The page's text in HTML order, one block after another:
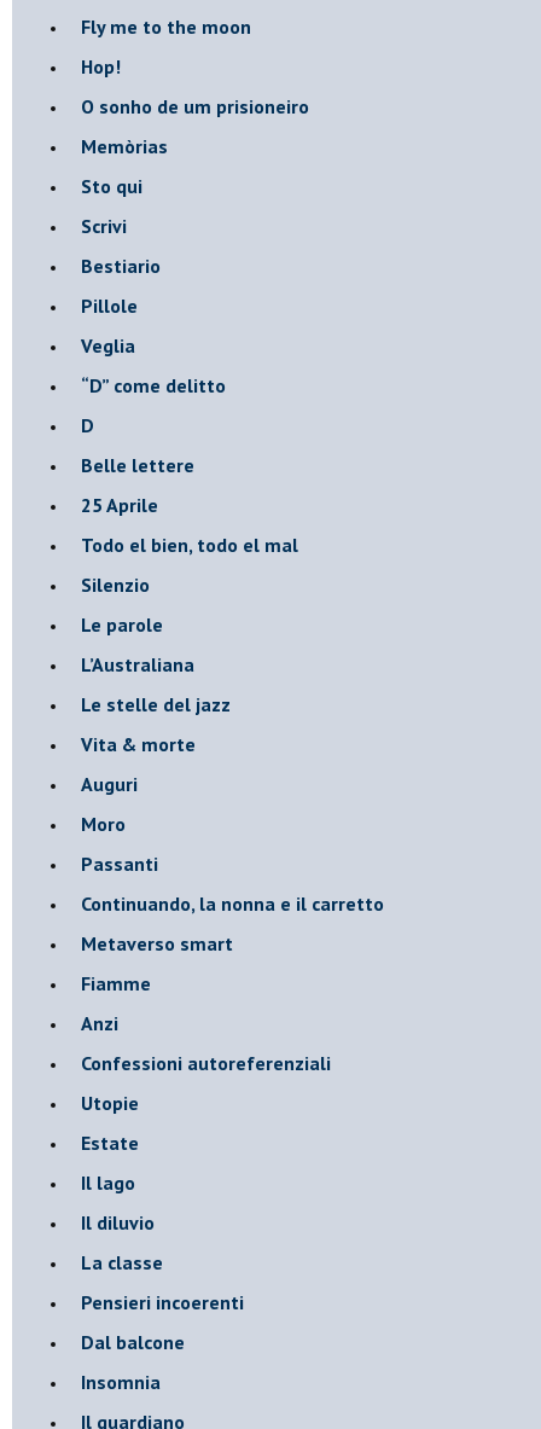
Fly me to the moon
Hop!
O sonho de um prisioneiro
Memòrias
Sto qui
Scrivi
Bestiario
Pillole
Veglia
​“D” come delitto
D
Belle lettere
25 Aprile
Todo el bien, todo el mal
Silenzio
Le parole
​L’Australiana
Le stelle del jazz
Vita & morte
Auguri
Moro
Passanti
Continuando, la nonna e il carretto
Metaverso smart
Fiamme
Anzi
Confessioni autoreferenziali
Utopie
Estate
Il lago
Il diluvio
La classe
Pensieri incoerenti
Dal balcone
Insomnia
Il guardiano